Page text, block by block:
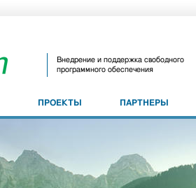
Внедрение и поддержка свободного
программного обеспечения
ПРОЕКТЫ ПАРТНЕРЫ